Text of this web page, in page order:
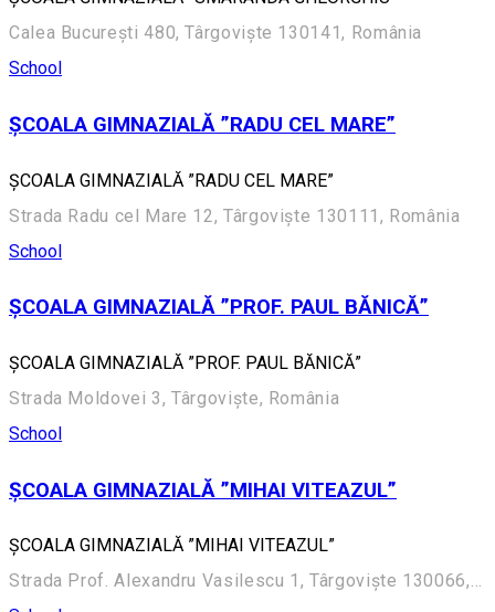
Calea București 480, Târgoviște 130141, România
School
ȘCOALA GIMNAZIALĂ ”RADU CEL MARE”
ȘCOALA GIMNAZIALĂ ”RADU CEL MARE”
Strada Radu cel Mare 12, Târgoviște 130111, România
School
ȘCOALA GIMNAZIALĂ ”PROF. PAUL BĂNICĂ”
ȘCOALA GIMNAZIALĂ ”PROF. PAUL BĂNICĂ”
Strada Moldovei 3, Târgoviște, România
School
ȘCOALA GIMNAZIALĂ ”MIHAI VITEAZUL”
ȘCOALA GIMNAZIALĂ ”MIHAI VITEAZUL”
Strada Prof. Alexandru Vasilescu 1, Târgoviște 130066, România